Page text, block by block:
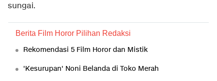
sungai.
Berita Film Horor Pilihan Redaksi
Rekomendasi 5 Film Horor dan Mistik
'Kesurupan' Noni Belanda di Toko Merah